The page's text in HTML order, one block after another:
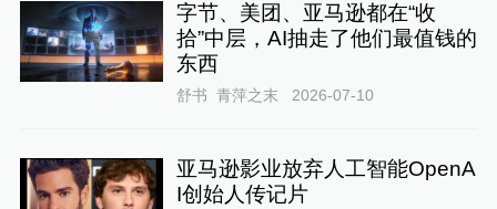
字节、美团、亚马逊都在“收
拾”中层，AI抽走了他们最值钱的
东西
舒书_青萍之末 2026-07-10
亚马逊影业放弃人工智能OpenA
I创始人传记片